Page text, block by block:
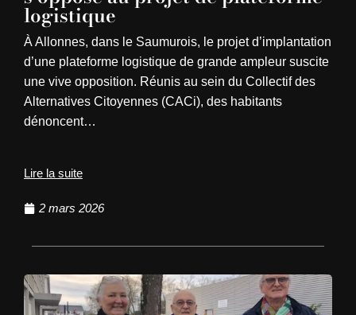
logistique
À Allonnes, dans le Saumurois, le projet d’implantation
d’une plateforme logistique de grande ampleur suscite
une vive opposition. Réunis au sein du Collectif des
Alternatives Citoyennes (CACi), des habitants
dénoncent…
Lire la suite
2 mars 2026